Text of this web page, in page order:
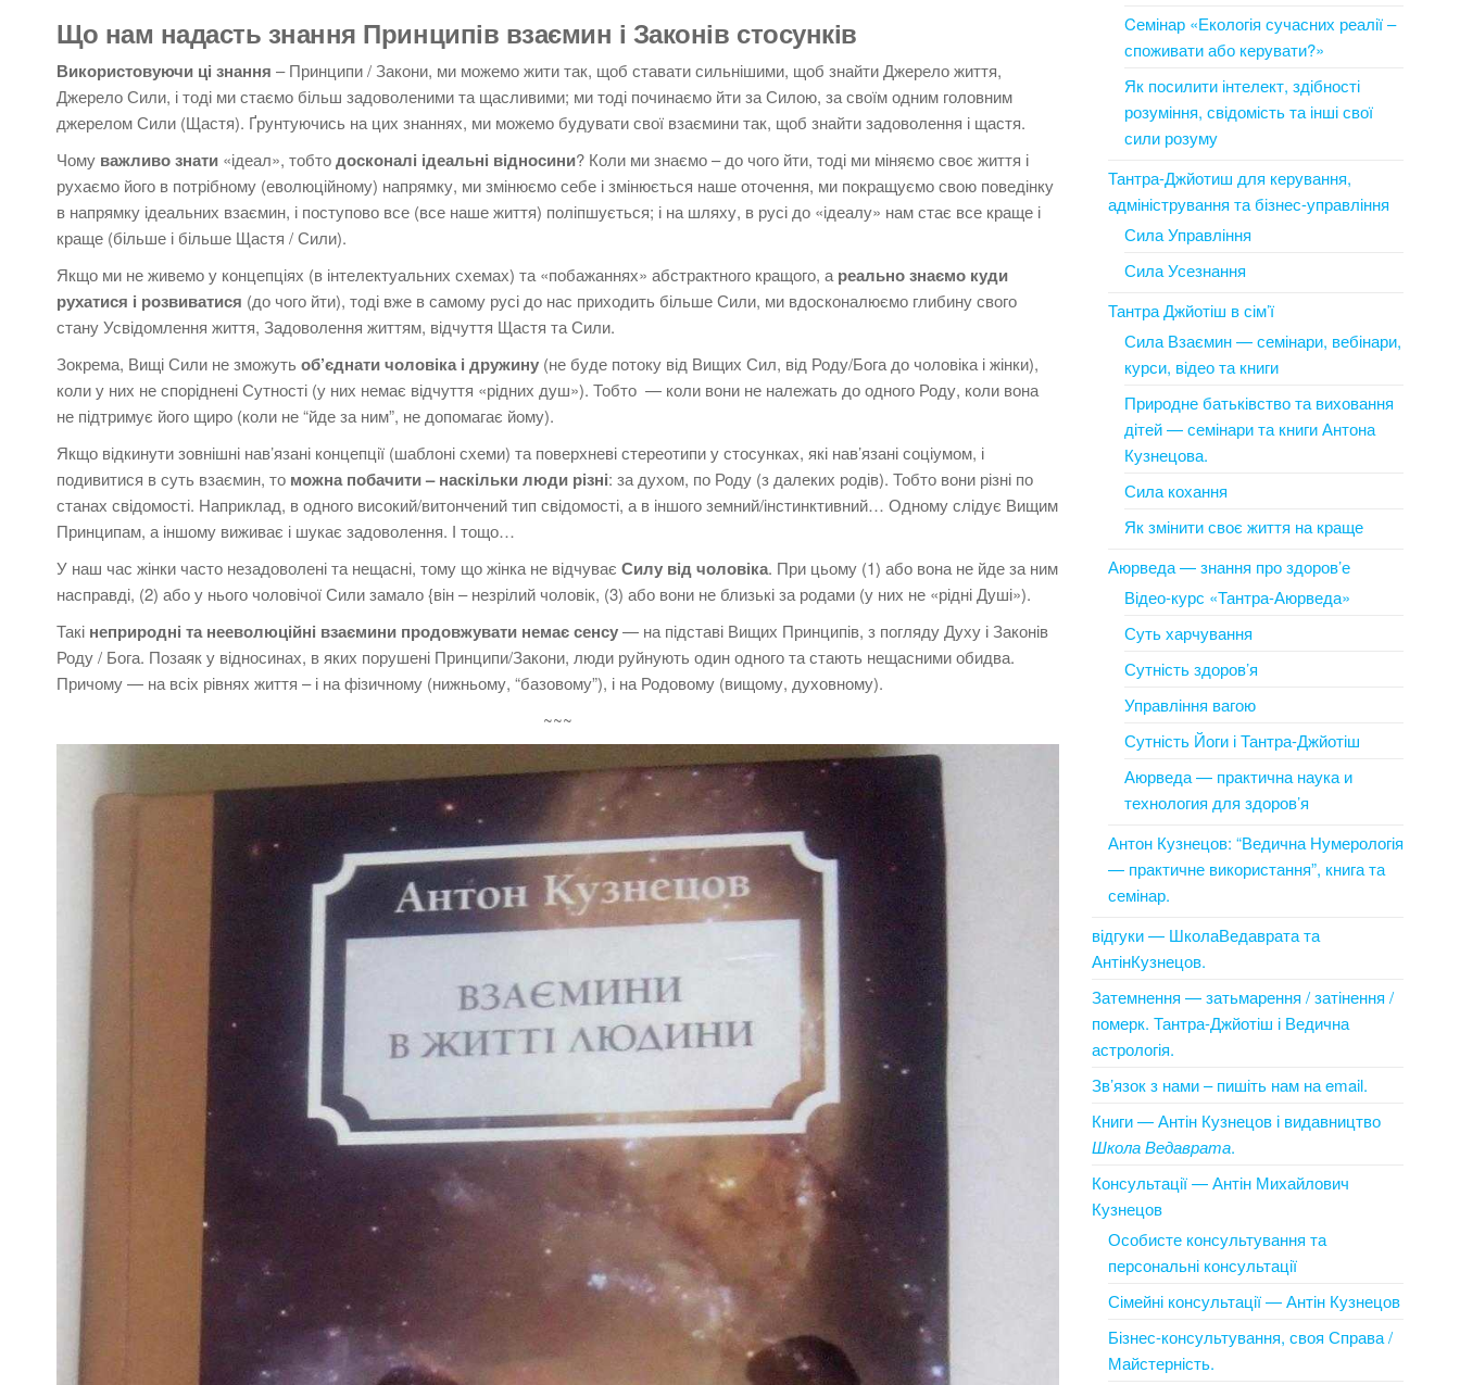
Що нам надасть знання Принципів взаємин і Законів стосунків
Використовуючи ці знання – Принципи / Закони, ми можемо жити так, щоб ставати сильнішими, щоб знайти Джерело життя,
Джерело Сили, і тоді ми стаємо більш задоволеними та щасливими; ми тоді починаємо йти за Силою, за своїм одним головним
джерелом Сили (Щастя). Ґрунтуючись на цих знаннях, ми можемо будувати свої взаємини так, щоб знайти задоволення і щастя.
Чому важливо знати «ідеал», тобтодосконалі ідеальні відносини? Коли ми знаємо – до чого йти, тоді ми міняємо своє життя і
рухаємо його в потрібному (еволюційному) напрямку, ми змінюємо себе і змінюється наше оточення, ми покращуємо свою поведінку
в напрямку ідеальних взаємин, і поступово все (все наше життя) поліпшується; і на шляху, в русі до «ідеалу» нам стає все краще і
краще (більше і більше Щастя / Сили).
Якщо ми не живемо у концепціях (в інтелектуальних схемах) та «побажаннях» абстрактного кращого, а реально знаємо куди
рухатися і розвиватися (до чого йти), тоді вже в самому русі до нас приходить більше Сили, ми вдосконалюємо глибину свого
стану Усвідомлення життя, Задоволення життям, відчуття Щастя та Сили.
Зокрема, Вищі Сили не зможутьоб’єднати чоловіка і дружину (не буде потоку від Вищих Сил, від Роду/Бога до чоловіка і жінки),
коли у них не споріднені Сутності (у них немає відчуття «рідних душ»). Тобто — коли вони не належать до одного Роду, коли вона
не підтримує його щиро (коли не “йде за ним”, не допомагає йому).
Якщо відкинути зовнішні нав’язані концепції (шаблоні схеми) та поверхневі стереотипи у стосунках, які нав’язані соціумом, і
подивитися в суть взаємин, то можна побачити – наскільки люди різні: за духом, по Роду (з далеких родів). Тобто вони різні по
станах свідомості. Наприклад, в одного високий/витончений тип свідомості, а в іншого земний/інстинктивний… Одному слідує Вищим
Принципам, а іншому виживає і шукає задоволення. І тощо…
У наш час жінки часто незадоволені та нещасні, тому що жінка не відчуває Силу від чоловіка. При цьому (1) або вона не йде за ним
насправді, (2) або у нього чоловічої Сили замало {він – незрілий чоловік, (3) або вони не близькі за родами (у них не «рідні Душі»).
Такі неприродні та нееволюційні взаємини продовжувати немає сенсу— на підставі Вищих Принципів, з погляду Духу і Законів
Роду / Бога. Позаяк у відносинах, в яких порушені Принципи/Закони, люди руйнують один одного та стають нещасними обидва.
Причому — на всіх рівнях життя – і на фізичному (нижньому, “базовому”), і на Родовому (вищому, духовному).
~~~
Cемінар «Екологія сучасних реалії –
споживати або керувати?»
Як посилити інтелект, здібності
розуміння, свідомість та інші свої
сили розуму
Тантра-Джйотиш для керування,
адміністрування та бізнес-управління
Сила Управління
Сила Усезнання
Тантра Джйотіш в сім’ї
Сила Взаємин — семінари, вебінари,
курси, відео та книги
Природне батьківство та виховання
дітей — семінари та книги Антона
Кузнецова.
Сила кохання
Як змінити своє життя на краще
Аюрведа — знання про здоров’е
Відео-курс «Тантра-Аюрведа»
Суть харчування
Сутність здоров’я
Управління вагою
Сутність Йоги і Тантра-Джйотіш
Аюрведа — практична наука и
технология для здоров’я
Антон Кузнецов: “Ведична Нумерологія
— практичне використання”, книга та
семінар.
відгуки — ШколаВедаврата та
АнтінКузнецов.
Затемнення — затьмарення / затінення /
померк. Тантра-Джйотіш і Ведична
астрологія.
Зв’язок з нами – пишіть нам на email.
Книги — Антін Кузнецов і видавництво
Школа Ведаврата.
Консультації — Антін Михайлович
Кузнецов
Особисте консультування та
персональні консультації
Сімейні консультації — Антін Кузнецов
Бізнес-консультування, своя Справа /
Майстерність.